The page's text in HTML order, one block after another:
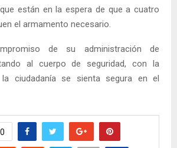
están en la espera de que a cuatro
el armamento necesario.
de su administración de
al cuerpo de seguridad, con la
ciudadanía se sienta segura en el
0